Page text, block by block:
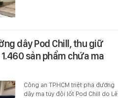
dây Pod Chill, thu giữ
sản phẩm chứa ma
Công an TP.HCM triệt phá đường
dây ma túy đội lốt Pod Chill do Lê